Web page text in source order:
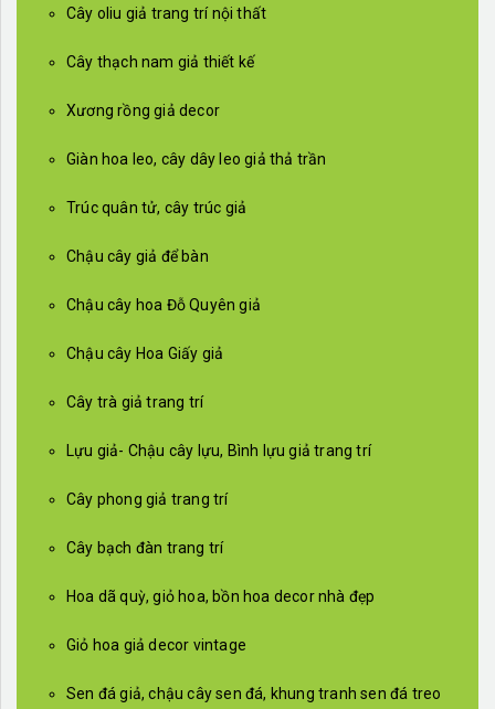
Cây oliu giả trang trí nội thất
Cây thạch nam giả thiết kế
Xương rồng giả decor
Giàn hoa leo, cây dây leo giả thả trần
Trúc quân tử, cây trúc giả
Chậu cây giả để bàn
Chậu cây hoa Đỗ Quyên giả
Chậu cây Hoa Giấy giả
Cây trà giả trang trí
Lựu giả- Chậu cây lựu, Bình lựu giả trang trí
Cây phong giả trang trí
Cây bạch đàn trang trí
Hoa dã quỳ, giỏ hoa, bồn hoa decor nhà đẹp
Giỏ hoa giả decor vintage
Sen đá giả, chậu cây sen đá, khung tranh sen đá treo